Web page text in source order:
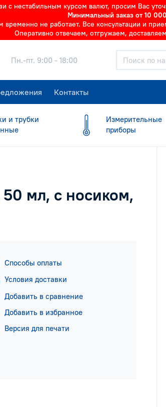
с нестабильным курсом валют, просим Вас
Минимальный заказ от 10
не работает. Все консультации и
Оперативно отвечаем, отгружаем,
Пн.-пт. 9:00 - 18:00
Контакты
и трубки
Измерительные
приборы
мл, с носиком,
Способы оплаты
Условия доставки
Добавить в сравнение
Добавить в избранное
Версия для печати